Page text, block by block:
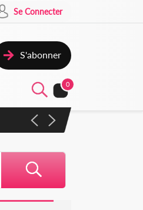
Se Connecter
S'abonner
0